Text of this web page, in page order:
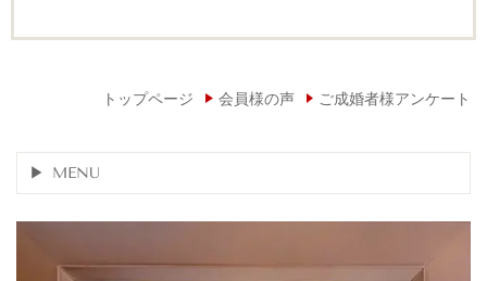
トップページ 会員様の声 ご成婚者様アンケート
MENU